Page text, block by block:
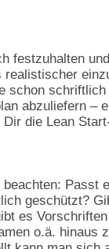
festzuhalten
schon
abzuliefern –
die Lean
Passt
geschützt?
es
o.ä. hinaus